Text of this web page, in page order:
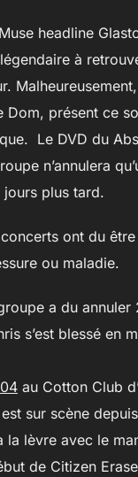
headline
à
Dom, présent ce
Le DVD du
n’annulera
plus tard.
ont du être
ou maladie.
a du annuler
s’est blessé en
au Cotton Club
sur scène
la lèvre avec le
de Citizen